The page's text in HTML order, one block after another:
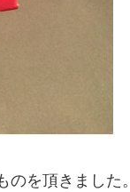
を頂きました。